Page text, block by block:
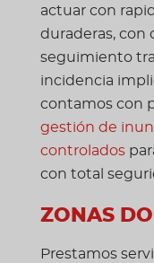
actuar con
duraderas, con
seguimiento
incidencia
contamos con
gestión de
controlados
con total
ZONAS
Prestamos